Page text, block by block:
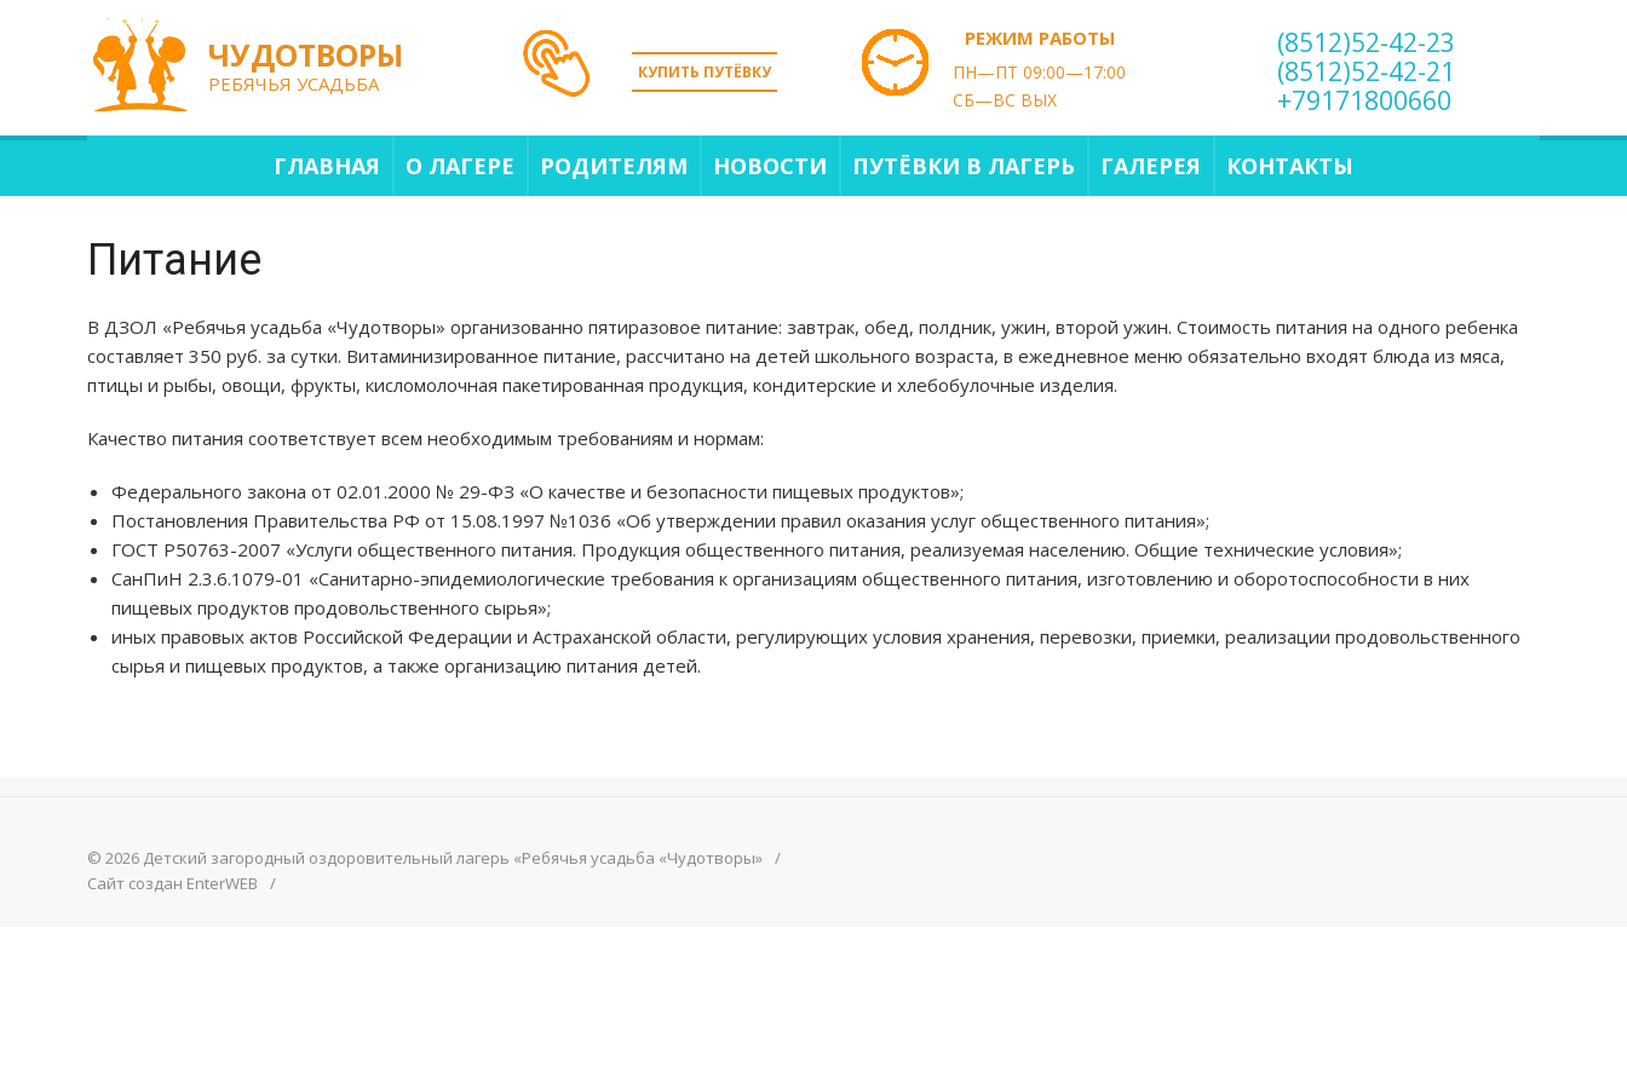
ЧУДОТВОРЫ
РЕБЯЧЬЯ УСАДЬБА КУПИТЬ ПУТЁВКУ
РЕЖИМ РАБОТЫ
ПН—ПТ 09:00—17:00
СБ—ВС ВЫХ
(8512)52-42-23
(8512)52-42-21
+79171800660
ГЛАВНАЯ О ЛАГЕРЕ РОДИТЕЛЯМ НОВОСТИ ПУТЁВКИ В ЛАГЕРЬ ГАЛЕРЕЯ КОНТАКТЫ
Питание
В ДЗОЛ «Ребячья усадьба «Чудотворы» организованно пятиразовое питание: завтрак, обед, полдник, ужин, второй ужин. Стоимость питания на одного ребенка
составляет 350 руб. за сутки. Витаминизированное питание, рассчитано на детей школьного возраста, в ежедневное меню обязательно входят блюда из мяса,
птицы и рыбы, овощи, фрукты, кисломолочная пакетированная продукция, кондитерские и хлебобулочные изделия.
Качество питания соответствует всем необходимым требованиям и нормам:
Федерального закона от 02.01.2000 № 29-ФЗ «О качестве и безопасности пищевых продуктов»;
Постановления Правительства РФ от 15.08.1997 №1036 «Об утверждении правил оказания услуг общественного питания»;
ГОСТ Р50763-2007 «Услуги общественного питания. Продукция общественного питания, реализуемая населению. Общие технические условия»;
СанПиН 2.3.6.1079-01 «Санитарно-эпидемиологические требования к организациям общественного питания, изготовлению и оборотоспособности в них
пищевых продуктов продовольственного сырья»;
иных правовых актов Российской Федерации и Астраханской области, регулирующих условия хранения, перевозки, приемки, реализации продовольственного
сырья и пищевых продуктов, а также организацию питания детей.
© 2026 Детский загородный оздоровительный лагерь «Ребячья усадьба «Чудотворы» /
Сайт создан EnterWEB /